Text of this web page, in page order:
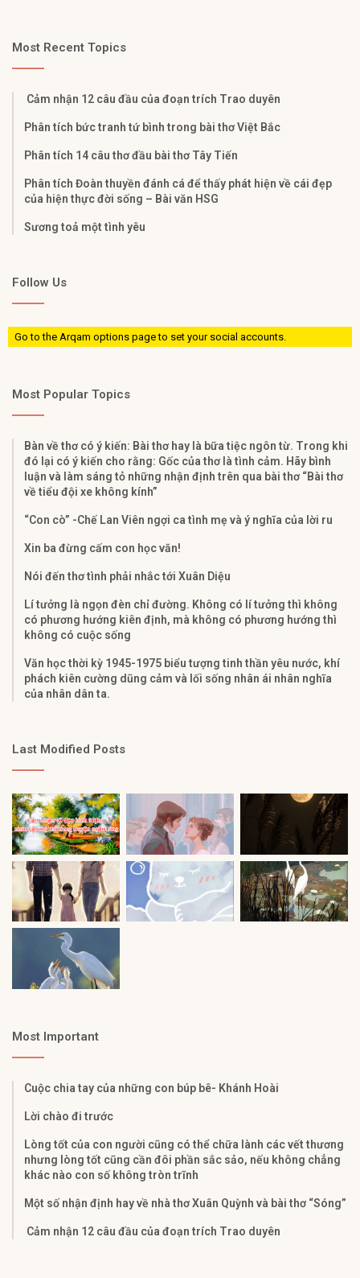
Most Recent Topics
Cảm nhận 12 câu đầu của đoạn trích Trao duyên
Phân tích bức tranh tứ bình trong bài thơ Việt Bắc
Phân tích 14 câu thơ đầu bài thơ Tây Tiến
Phân tích Đoàn thuyền đánh cá để thấy phát hiện về cái đẹp
của hiện thực đời sống – Bài văn HSG
Sương toả một tình yêu
Follow Us
Go to the Arqam options page to set your social accounts.
Most Popular Topics
Bàn về thơ có ý kiến: Bài thơ hay là bữa tiệc ngôn từ. Trong khi
đó lại có ý kiến cho rằng: Gốc của thơ là tình cảm. Hãy bình
luận và làm sáng tỏ những nhận định trên qua bài thơ “Bài thơ
về tiểu đội xe không kính”
“Con cò” -Chế Lan Viên ngợi ca tình mẹ và ý nghĩa của lời ru
Xin ba đừng cấm con học văn!
Nói đến thơ tình phải nhắc tới Xuân Diệu
Lí tưởng là ngọn đèn chỉ đường. Không có lí tưởng thì không
có phương hướng kiên định, mà không có phương hướng thì
không có cuộc sống
Văn học thời kỳ 1945-1975 biểu tượng tinh thần yêu nước, khí
phách kiên cường dũng cảm và lối sống nhân ái nhân nghĩa
của nhân dân ta.
Last Modified Posts
Most Important
Cuộc chia tay của những con búp bê- Khánh Hoài
Lời chào đi trước
Lòng tốt của con người cũng có thể chữa lành các vết thương
nhưng lòng tốt cũng cần đôi phần sắc sảo, nếu không chẳng
khác nào con số không tròn trĩnh
Một số nhận định hay về nhà thơ Xuân Quỳnh và bài thơ “Sóng”
Cảm nhận 12 câu đầu của đoạn trích Trao duyên